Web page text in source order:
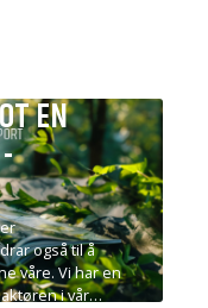
EN
også til å
våre. Vi har en
i vår…